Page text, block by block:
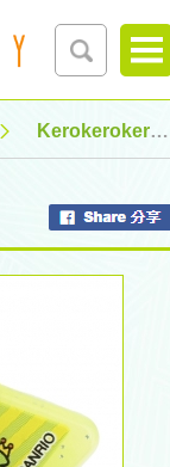
Kerokerokeroppi 文件夾子套裝 (3個)